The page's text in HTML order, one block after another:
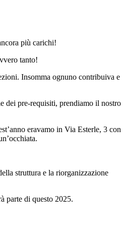
più carichi!
tanto!
Insomma ognuno contribuiva e
dei pre-requisiti, prendiamo il nostro
eravamo in Via Esterle, 3 con
struttura e la riorganizzazione
parte di questo 2025.